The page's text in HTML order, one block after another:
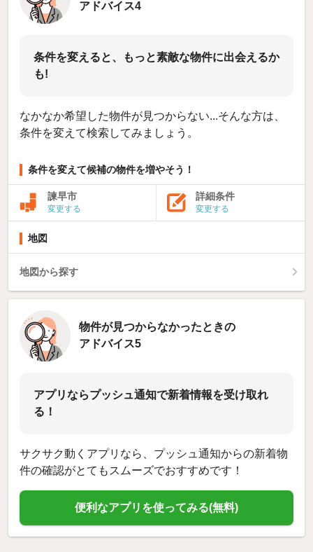
アドバイス4
条件を変えると、もっと素敵な物件に出会えるか
も!
なかなか希望した物件が見つからない...そんな方は、
条件を変えて検索してみましょう。
条件を変えて候補の物件を増やそう！
諫早市
変更する
詳細条件
変更する
地図
地図から探す
物件が見つからなかったときの
アドバイス5
アプリならプッシュ通知で新着情報を受け取れ
る！
サクサク動くアプリなら、プッシュ通知からの新着物
件の確認がとてもスムーズでおすすめです！
便利なアプリを使ってみる(無料)